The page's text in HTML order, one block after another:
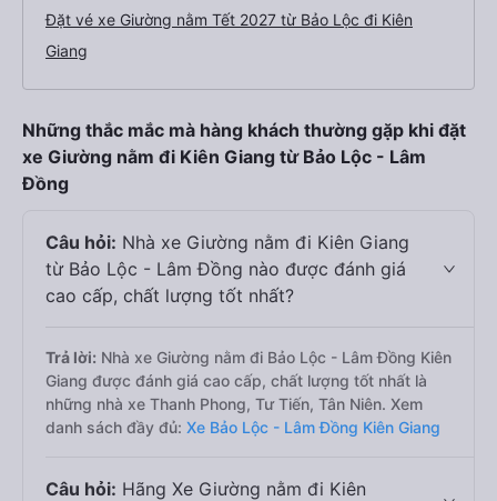
Đặt vé xe Giường nằm Tết 2027 từ Bảo Lộc đi Kiên
Giang
Những thắc mắc mà hàng khách thường gặp khi đặt
xe Giường nằm đi Kiên Giang từ Bảo Lộc - Lâm
Đồng
Câu hỏi: Nhà xe Giường nằm đi Kiên Giang
từ Bảo Lộc - Lâm Đồng nào được đánh giá
cao cấp, chất lượng tốt nhất?
Trả lời: Nhà xe Giường nằm đi Bảo Lộc - Lâm Đồng Kiên
Giang được đánh giá cao cấp, chất lượng tốt nhất là
những nhà xe Thanh Phong, Tư Tiến, Tân Niên. Xem
danh sách đầy đủ: Xe Bảo Lộc - Lâm Đồng Kiên Giang
Câu hỏi: Hãng Xe Giường nằm đi Kiên